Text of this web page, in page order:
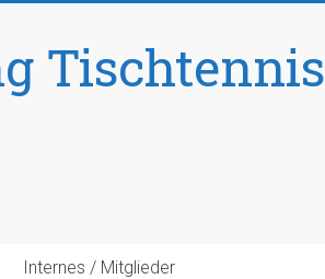
Tischtennis
Internes / Mitglieder